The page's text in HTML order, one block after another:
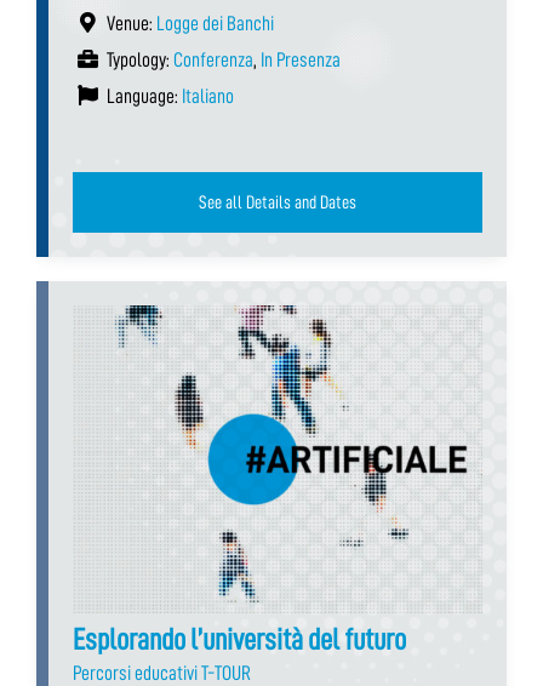
Venue: Logge dei Banchi
Typology: Conferenza, In Presenza
Language: Italiano
See all Details and Dates
Esplorando l’università del futuro
Percorsi educativi T-TOUR